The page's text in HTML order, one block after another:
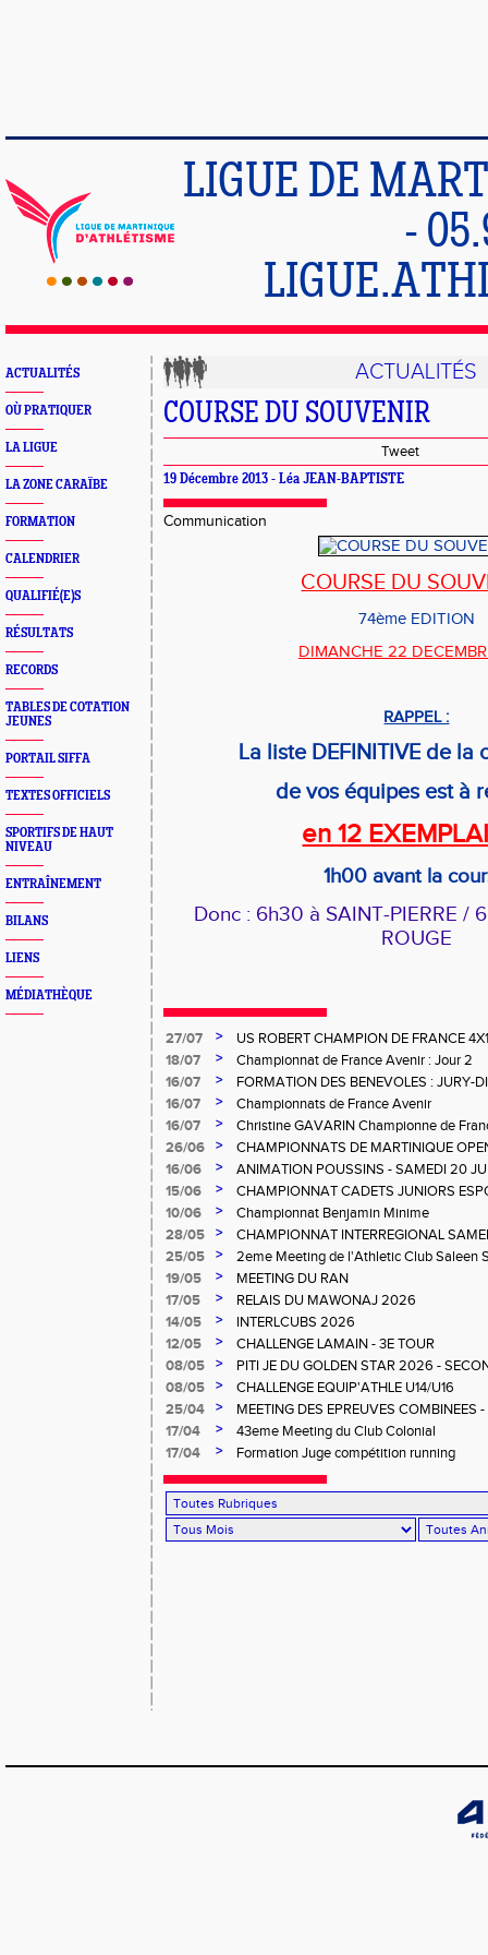
LIGUE DE
-
ACTUALITÉS
OÙ PRATIQUER
LA LIGUE
LA ZONE CARAÏBE
FORMATION
CALENDRIER
QUALIFIÉ(E)S
RÉSULTATS
RECORDS
TABLES DE COTATION
JEUNES
PORTAIL SIFFA
TEXTES OFFICIELS
SPORTIFS DE HAUT
NIVEAU
ENTRAÎNEMENT
BILANS
LIENS
MÉDIATHÈQUE
ACTUALITÉS
COURSE DU SOUVENIR
Tweet
19 Décembre 2013 - Léa JEAN-BAPTISTE
Communication
COURSE DU
74ème EDITION
DIMANCHE 22
RAPPEL :
La liste DEFINITIVE de la
de vos équipes est à
en 12
1h00 avant la
Donc : 6h30 à SAINT-PIERRE /
ROUGE
27/07 >
US ROBERT CHAMPION DE FRANCE
18/07
>
Championnat de France Avenir : Jour 2
16/07
>
FORMATION DES BENEVOLES : JURY-
16/07
>
Championnats de France Avenir
16/07
>
Christine GAVARIN Championne de
26/06
>
CHAMPIONNATS DE MARTINIQUE
16/06
>
ANIMATION POUSSINS - SAMEDI 20
15/06
>
CHAMPIONNAT CADETS JUNIORS
10/06
>
Championnat Benjamin Minime
28/05
>
CHAMPIONNAT INTERREGIONAL
Gosier
25/05 >
2eme Meeting de l'Athletic Club Saleen
19/05
>
MEETING DU RAN
17/05
>
RELAIS DU MAWONAJ 2026
14/05
>
INTERLCUBS 2026
12/05
>
CHALLENGE LAMAIN - 3E TOUR
08/05
>
PITI JE DU GOLDEN STAR 2026 -
08/05
>
CHALLENGE EQUIP'ATHLE U14/U16
25/04
>
MEETING DES EPREUVES
Salée
17/04 >
43eme Meeting du Club Colonial
17/04
> Formation Juge compétition running